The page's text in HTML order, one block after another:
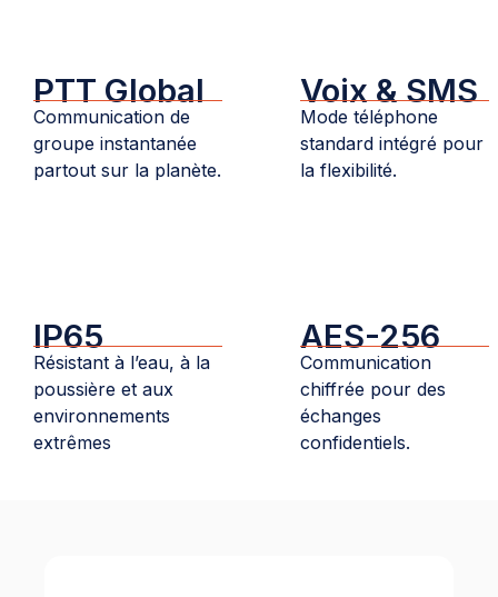
PTT Global
Communication de
groupe instantanée
partout sur la planète.
Voix & SMS
Mode téléphone
standard intégré pour
la flexibilité.
IP65
Résistant à l’eau, à la
poussière et aux
environnements
extrêmes
AES-256
Communication
chiffrée pour des
échanges
confidentiels.